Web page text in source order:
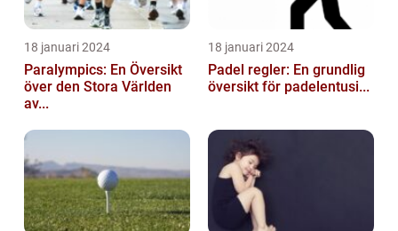
18 januari 2024
Paralympics: En Översikt
över den Stora Världen
av...
18 januari 2024
Padel regler: En grundlig
översikt för padelentusi...